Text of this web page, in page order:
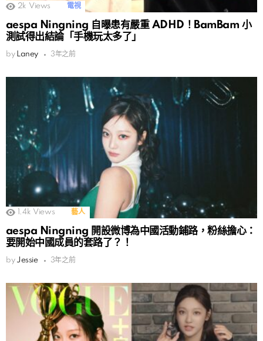
2k Views 電視
aespa Ningning 自曝患有嚴重 ADHD！BamBam 小
測試得出結論「手機玩太多了」
by Laney 3年之前
1.4k Views 藝人
aespa Ningning 開設微博為中國活動鋪路，粉絲擔心：
要開始中國成員的套路了？！
by Jessie 3年之前